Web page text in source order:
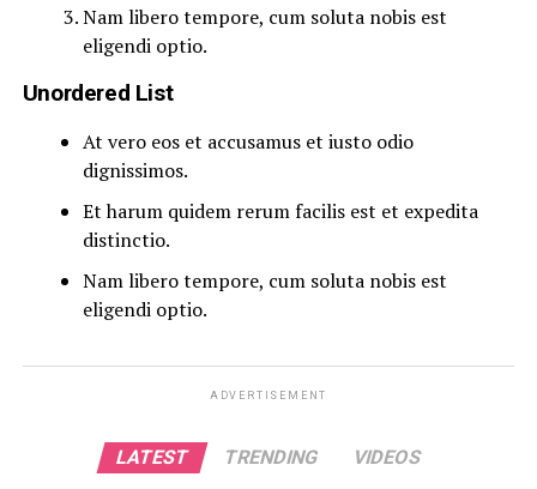
Nam libero tempore, cum soluta nobis est
eligendi optio.
Unordered List
At vero eos et accusamus et iusto odio
dignissimos.
Et harum quidem rerum facilis est et expedita
distinctio.
Nam libero tempore, cum soluta nobis est
eligendi optio.
ADVERTISEMENT
LATEST TRENDING VIDEOS